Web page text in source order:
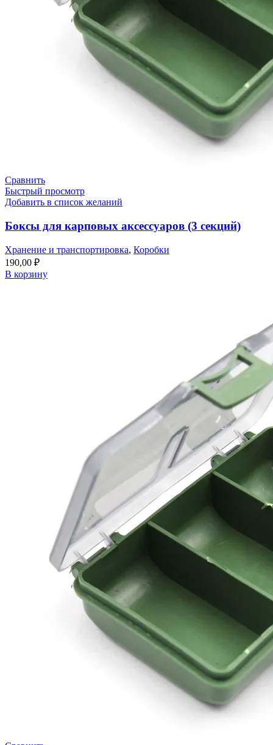
Сравнить
Быстрый просмотр
Добавить в список желаний
Боксы для карповых аксессуаров (3 секций)
Хранение и транспортировка, Коробки
190,00 ₽
В корзину